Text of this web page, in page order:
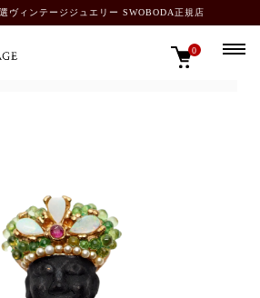
ヴィンテージジュエリー SWOBODA正規店
0
ログ